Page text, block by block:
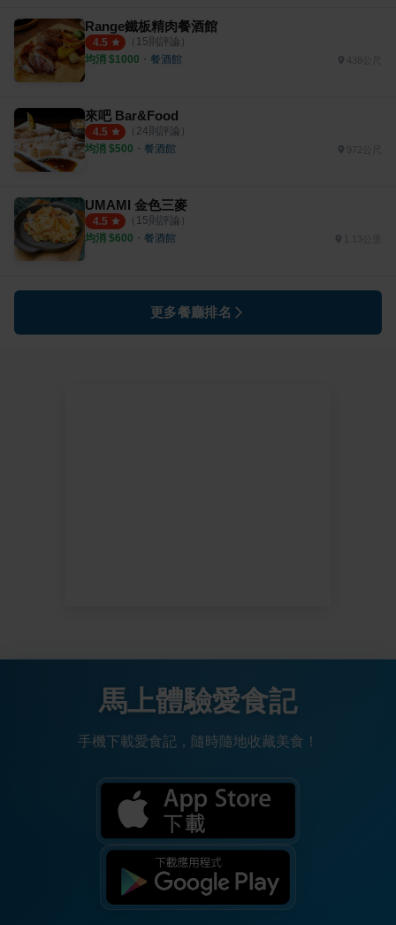
Range鐵板精肉餐酒館
4.5 （ 15則評論）
均消 $1000 ・ 餐酒館 438公尺
來吧 Bar&Food
4.5 （ 24則評論）
均消 $500 ・ 餐酒館
UMAMI 金色三麥
4.5 （ 15則評論）
均消 $600 ・ 餐酒館
更多餐廳排名
馬上體驗愛食記
手機下載愛食記，隨時隨地收藏美食！